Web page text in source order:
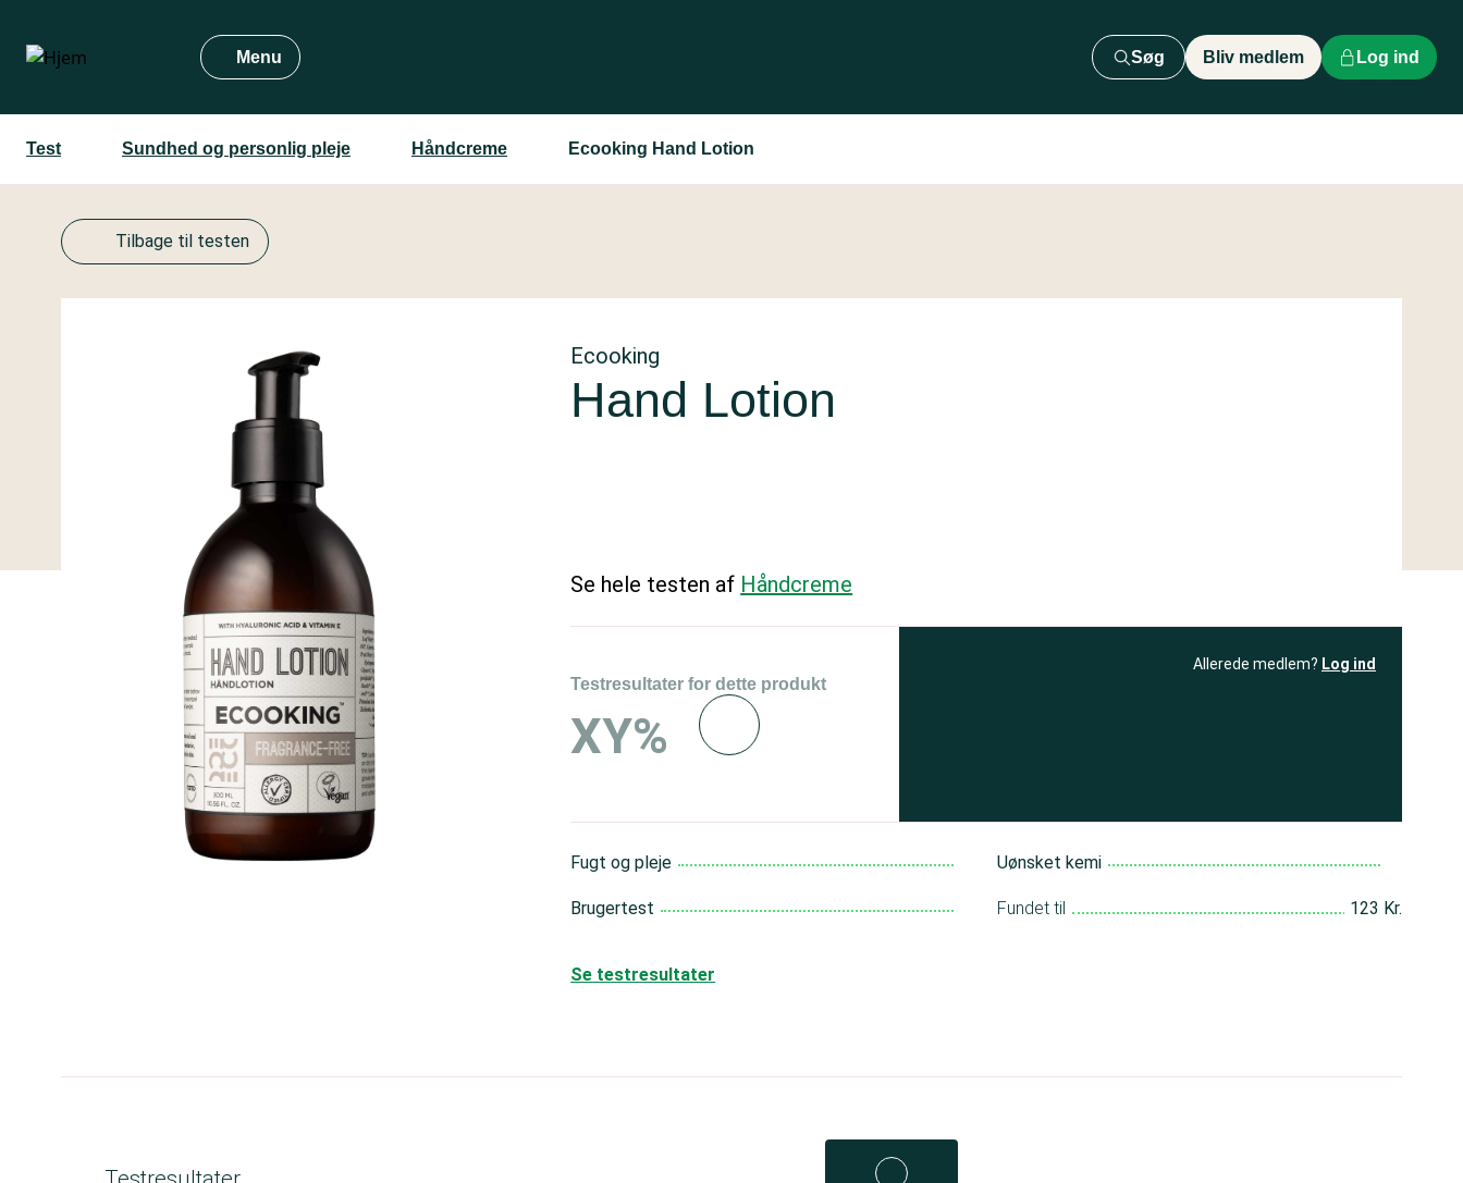
hovedindhold
Menu Søg Bliv medlem Log ind
Test Sundhed og personlig pleje Håndcreme Ecooking Hand Lotion
Tilbage til testen
Ecooking
Hand Lotion
Se hele testen af Håndcreme
Testresultater for dette produkt
XY%
Allerede medlem? Log ind
Fugt og pleje
Brugertest
Uønsket kemi
Fundet til 123 Kr.
Se testresultater